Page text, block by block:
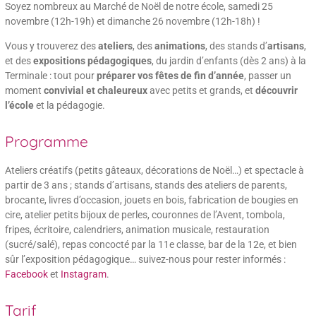
Soyez nombreux au Marché de Noël de notre école, samedi 25
novembre (12h-19h) et dimanche 26 novembre (12h-18h) !
Vous y trouverez desateliers, desanimations, des stands d’artisans,
et desexpositions pédagogiques, du jardin d’enfants (dès 2 ans) à la
Terminale : tout pourpréparer vos fêtes de fin d’année, passer un
moment convivial et chaleureuxavec petits et grands, et découvrir
l’écoleet la pédagogie.
Programme
Ateliers créatifs (petits gâteaux, décorations de Noël…) et spectacle à
partir de 3 ans ; stands d’artisans, stands des ateliers de parents,
brocante, livres d’occasion, jouets en bois, fabrication de bougies en
cire, atelier petits bijoux de perles, couronnes de l’Avent, tombola,
fripes, écritoire, calendriers, animation musicale, restauration
(sucré/salé), repas concocté par la 11e classe, bar de la 12e, et bien
sûr l’exposition pédagogique… suivez-nous pour rester informés :
Facebooket Instagram.
Tarif